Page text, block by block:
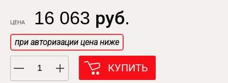
ЦЕНА 16 063 руб.
при авторизации цена ниже
КУПИТЬ